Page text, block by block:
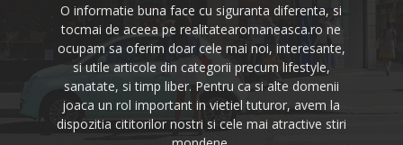
O informatie buna face cu siguranta diferenta, si
tocmai de aceea pe realitatearomaneasca.ro ne
ocupam sa oferim doar cele mai noi, interesante,
si utile articole din categorii precum lifestyle,
sanatate, si timp liber. Pentru ca si alte domenii
joaca un rol important in vietiel tuturor, avem la
dispozitia cititorilor nostri si cele mai atractive stiri